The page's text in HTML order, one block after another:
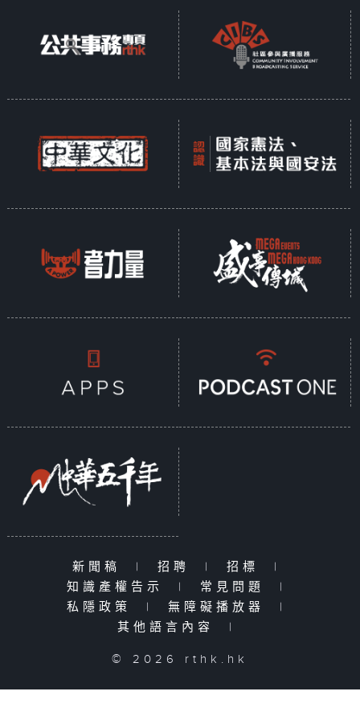
新聞稿 | 招聘 | 招標
|
知識產權告示
| 常見問題
|
私隱政策
| 無障礙播放器
|
其他語言內容
|
© 2026 rthk.hk